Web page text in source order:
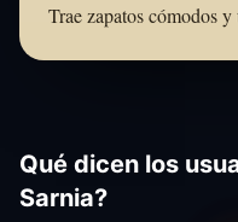
Trae zapatos cómodos
Qué dicen los
Sarnia?